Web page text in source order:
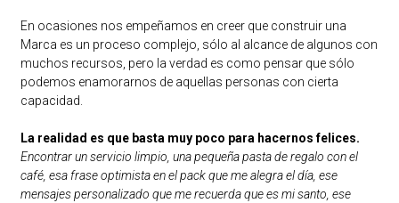
En ocasiones nos empeñamos en creer que construir una
Marca es un proceso complejo, sólo al alcance de algunos con
muchos recursos, pero la verdad es como pensar que sólo
podemos enamorarnos de aquellas personas con cierta
capacidad.
La realidad es que basta muy poco para hacernos felices.
Encontrar un servicio limpio, una pequeña pasta de regalo con el
café, esa frase optimista en el pack que me alegra el día, ese
mensajes personalizado que me recuerda que es mi santo, ese